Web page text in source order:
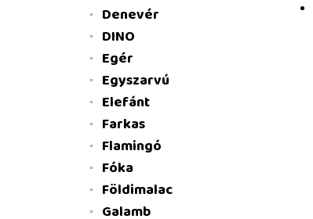
Denevér
DINO
Egér
Egyszarvú
Elefánt
Farkas
Flamingó
Fóka
Földimalac
Galamb